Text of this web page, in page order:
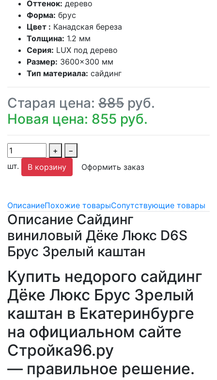
Оттенок: дерево
Форма: брус
Цвет : Канадская береза
Толщина: 1.2 мм
Серия: LUX под дерево
Размер: 3600×300 мм
Тип материала: сайдинг
Старая цена: 885 руб.
Новая цена: 855 руб.
+
−
шт.
В корзину Оформить заказ
ОписаниеПохожие товарыСопутствующие товары
Описание Сайдинг
виниловый Дёке Люкс D6S
Брус Зрелый каштан
Купить недорого сайдинг
Дёке Люкс Брус Зрелый
каштан в Екатеринбурге
на официальном сайте
Стройка96.ру
— правильное решение.